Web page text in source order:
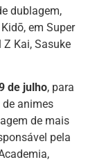
dublagem,
em Super
Z Kai, Sasuke
de julho, para
animes
de mais
pela